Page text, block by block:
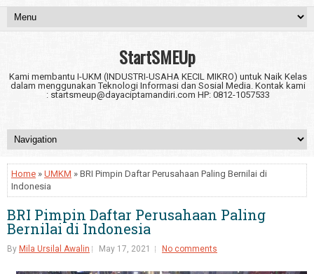
StartSMEUp
Kami membantu I-UKM (INDUSTRI-USAHA KECIL MIKRO) untuk Naik Kelas
dalam menggunakan Teknologi Informasi dan Sosial Media. Kontak kami
: startsmeup@dayaciptamandiri.com HP: 0812-1057533
Home » UMKM » BRI Pimpin Daftar Perusahaan Paling Bernilai di
Indonesia
BRI Pimpin Daftar Perusahaan Paling
Bernilai di Indonesia
By Mila Ursilal Awalin May 17, 2021 No comments